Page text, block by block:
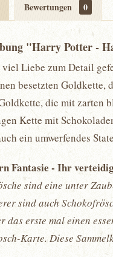
Bewertungen 0
"Harry Potter -
Liebe zum Detail
besetzten
die mit zarten
Kette mit
ein umwerfendes
Fantasie - Ihr
sind eine unter
sind auch
das erste mal einen
Karte. Diese